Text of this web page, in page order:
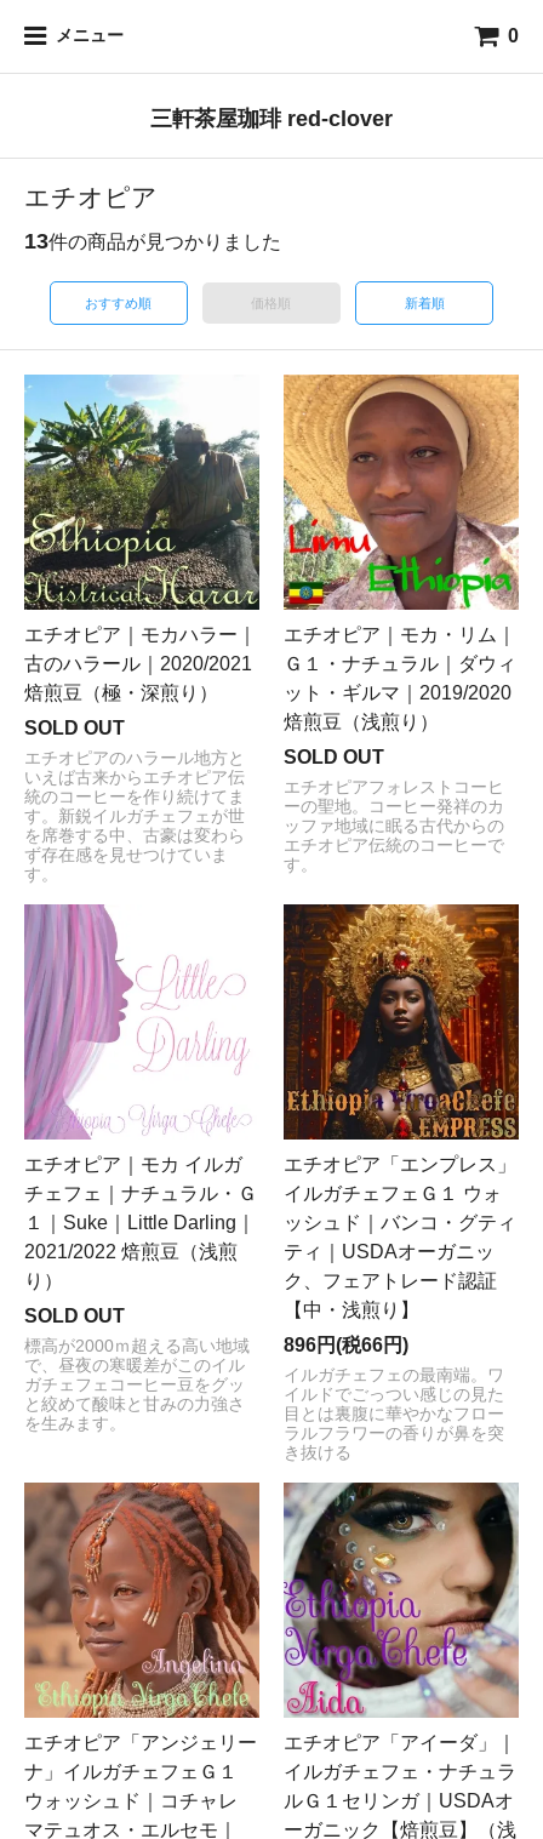
メニュー 0
三軒茶屋珈琲 red-clover
エチオピア
13件の商品が見つかりました
おすすめ順 価格順 新着順
エチオピア｜モカハラー｜
古のハラール｜2020/2021
焙煎豆（極・深煎り）
SOLD OUT
エチオピアのハラール地方と
いえば古来からエチオピア伝
統のコーヒーを作り続けてま
す。新鋭イルガチェフェが世
を席巻する中、古豪は変わら
ず存在感を見せつけていま
す。
エチオピア｜モカ・リム｜
Ｇ１・ナチュラル｜ダウィ
ット・ギルマ｜2019/2020
焙煎豆（浅煎り）
SOLD OUT
エチオピアフォレストコーヒ
ーの聖地。コーヒー発祥のカ
ッファ地域に眠る古代からの
エチオピア伝統のコーヒーで
す。
エチオピア｜モカ イルガ
チェフェ｜ナチュラル・Ｇ
１｜Suke｜Little Darling｜
2021/2022 焙煎豆（浅煎
り）
SOLD OUT
標高が2000ｍ超える高い地域
で、昼夜の寒暖差がこのイル
ガチェフェコーヒー豆をグッ
と絞めて酸味と甘みの力強さ
を生みます。
エチオピア「エンプレス」
イルガチェフェＧ１ ウォ
ッシュド｜バンコ・グティ
ティ｜USDAオーガニッ
ク、フェアトレード認証
【中・浅煎り】
896円(税66円)
イルガチェフェの最南端。ワ
イルドでごっつい感じの見た
目とは裏腹に華やかなフロー
ラルフラワーの香りが鼻を突
き抜ける
エチオピア「アンジェリー
ナ」イルガチェフェＧ１
ウォッシュド｜コチャレ
マテュオス・エルセモ｜
エチオピア「アイーダ」｜
イルガチェフェ・ナチュラ
ルＧ１セリンガ｜USDAオ
ーガニック【焙煎豆】（浅